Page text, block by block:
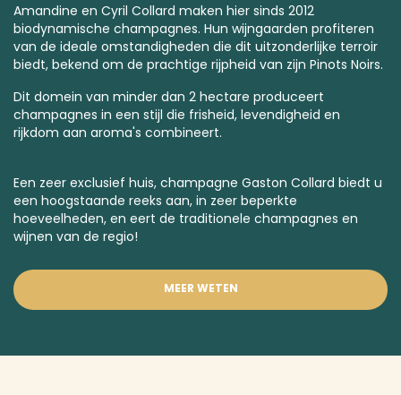
Amandine en Cyril Collard maken hier sinds 2012
biodynamische champagnes. Hun wijngaarden profiteren
van de ideale omstandigheden die dit uitzonderlijke terroir
biedt, bekend om de prachtige rijpheid van zijn Pinots Noirs.
Dit domein van minder dan 2 hectare produceert
champagnes in een stijl die frisheid, levendigheid en
rijkdom aan aroma's combineert.
Een zeer exclusief huis, champagne Gaston Collard biedt u
een hoogstaande reeks aan, in zeer beperkte
hoeveelheden, en eert de traditionele champagnes en
wijnen van de regio!
MEER WETEN